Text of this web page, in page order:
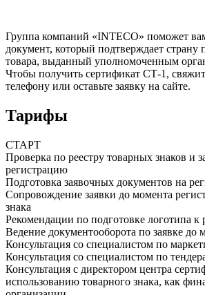
Группа компаний «INTECO» поможет
документ, который подтверждает страну
товара, выданный уполномоченным
Чтобы получить сертификат СТ-1 ,
телефону или оставьте заявку на сайте.
Тарифы
СТАРТ
Проверка по реестру товарных знаков и
регистрацию
Подготовка заявочных документов на
Сопровождение заявки до момента
знака
Рекомендации по подготовке логотипа к
Ведение документооборота по заявке до
Консультация со специалистом по
Консультация со специалистом по
Консультация с директором центра
использованию товарного знака, как